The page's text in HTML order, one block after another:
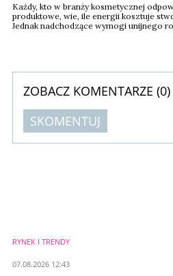
Każdy, kto w branży kosmetycznej
produktowe, wie, ile energii kosztuje
Jednak nadchodzące wymogi unijnego
ZOBACZ KOMENTARZE (0)
SKOMENTUJ
RYNEK I TRENDY
07.08.2026 12:43